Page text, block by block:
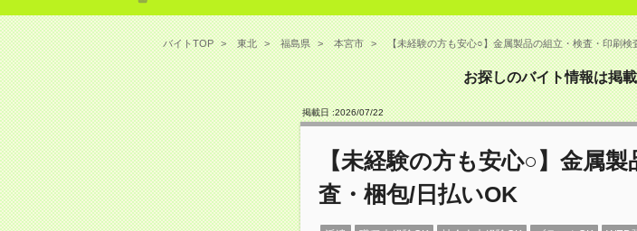
バイトTOP 東北 福島県 本宮市 【未経験の方も安心○】金属製品の組立・検査・印刷検
お探しのバイト情報は掲
掲載日 :2026/07/22
【未経験の方も安心○】金属
査・梱包/日払いOK